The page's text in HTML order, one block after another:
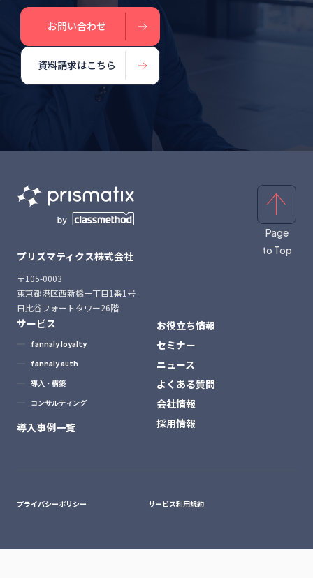
お問い合わせ
資料請求はこちら
プリズマティクス株式会社
〒105-0003
東京都港区西新橋一丁目1番1号
日比谷フォートタワー26階
サービス
fannaly loyalty
fannaly auth
導入・構築
コンサルティング
導入事例一覧
お役立ち情報
セミナー
ニュース
よくある質問
会社情報
採用情報
プライバシーポリシー サービス利用規約
Page
to Top